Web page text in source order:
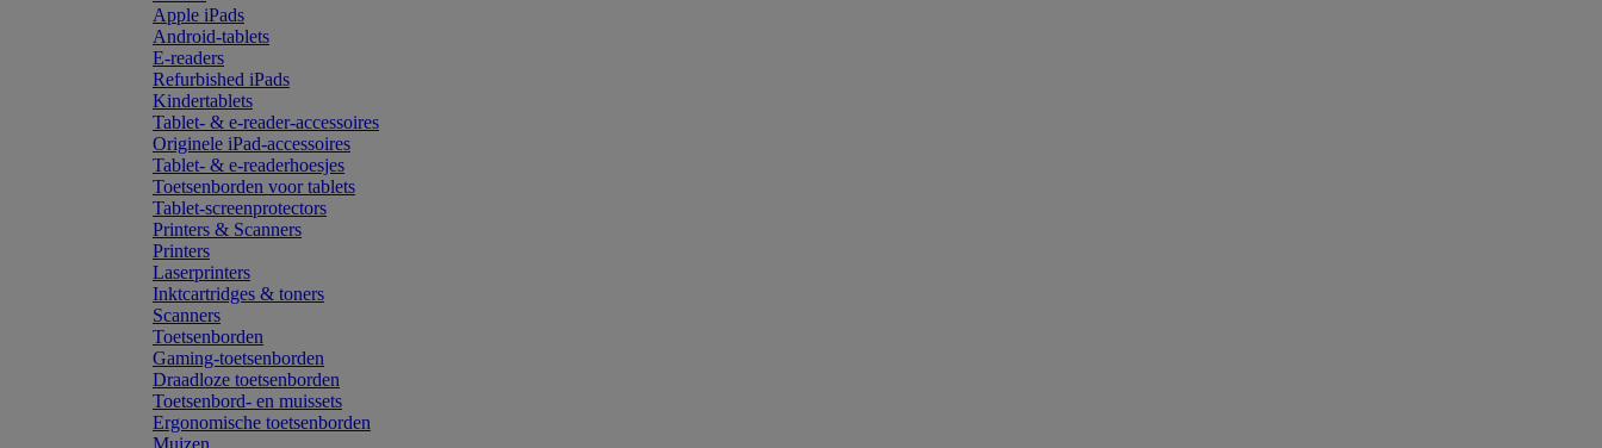
Apple iPads
Android-tablets
E-readers
Refurbished iPads
Kindertablets
Tablet- & e-reader-accessoires
Originele iPad-accessoires
Tablet- & e-readerhoesjes
Toetsenborden voor tablets
Tablet-screenprotectors
Printers & Scanners
Printers
Laserprinters
Inktcartridges & toners
Scanners
Toetsenborden
Gaming-toetsenborden
Draadloze toetsenborden
Toetsenbord- en muissets
Ergonomische toetsenborden